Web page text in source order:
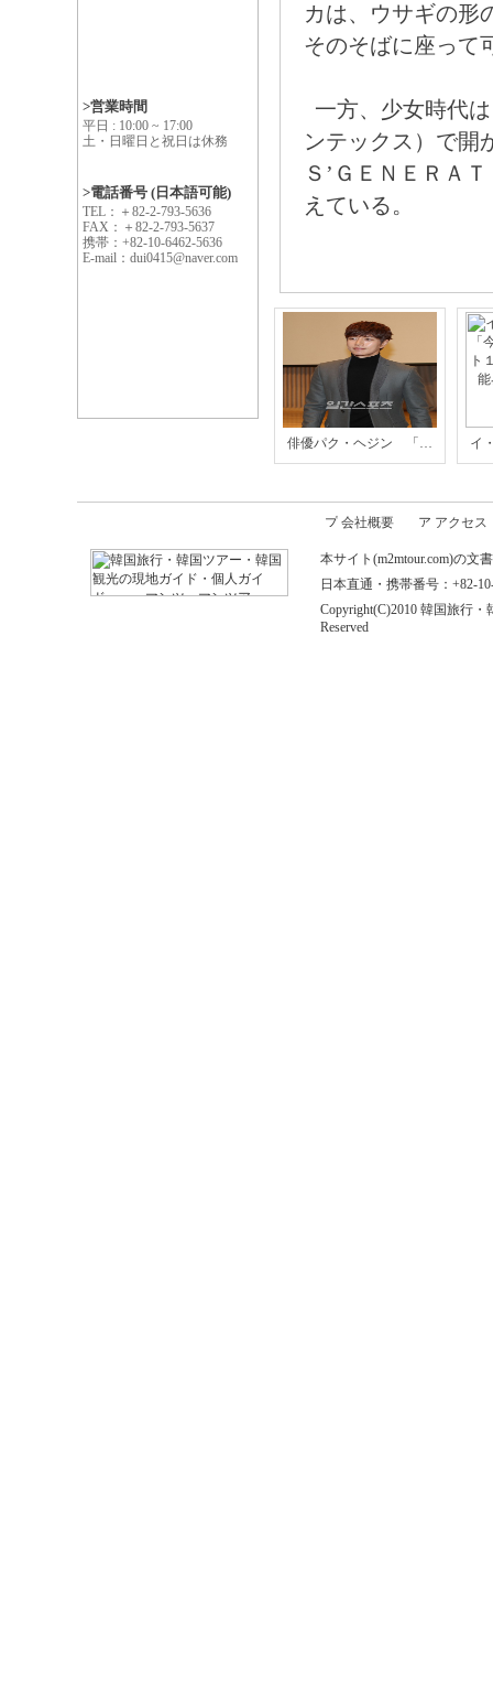
>営業時間
平日 : 10:00 ~ 17:00
土・日曜日と祝日は休務
>電話番号 (日本語可能)
TEL：＋82-2-793-5636
FAX：＋82-2-793-5637
携帯：+82-10-6462-5636
E-mail：dui0415@naver.com
カは、ウサギの形
そのそばに座って
一方、少女時代
ンテックス）で
Ｓ’ＧＥＮＥＲＡ
えている。
俳優パク・ヘジン 「… イ
会社概要 アクセス
本サイト(m2mtour.com)の文
日本直通・携帯番号：+82-
Copyright(C)2010 韓国旅行
Reserved